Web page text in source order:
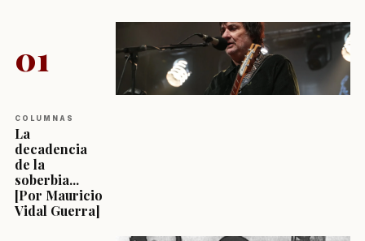
01
COLUMNAS
La
decadencia
de la
soberbia...
[Por Mauricio
Vidal Guerra]